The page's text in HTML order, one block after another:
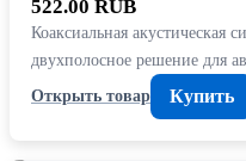
522.00 RUB
Коаксиальная акустическая
двухполосное решение для
Открыть товар
Купить